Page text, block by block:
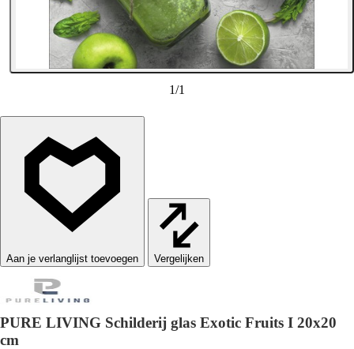
1/1
Vergelijken
PURE LIVING Schilderij glas Exotic Fruits I 20x20
cm